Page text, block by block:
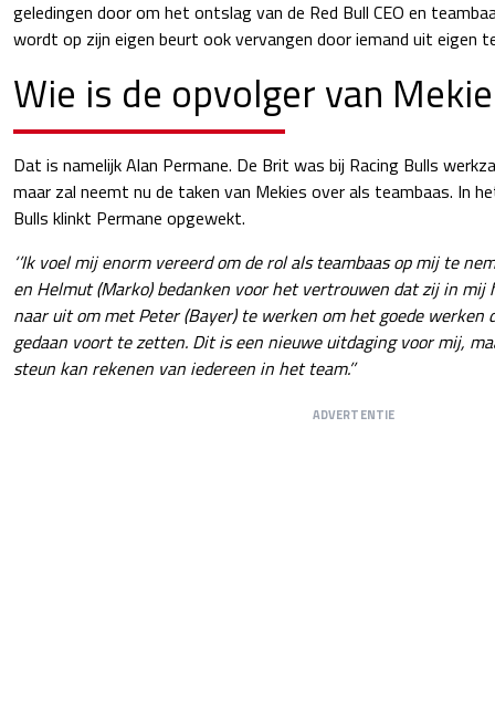
geledingen door om het ontslag van de Red Bull CEO en
wordt op zijn eigen beurt ook vervangen door iemand uit eigen
Wie is de opvolger van
Dat is namelijk Alan Permane. De Brit was bij Racing Bulls
maar zal neemt nu de taken van Mekies over als teambaas. In
Bulls klinkt Permane opgewekt.
‘’Ik voel mij enorm vereerd om de rol als teambaas op mij te
en Helmut (Marko) bedanken voor het vertrouwen dat zij in mij
naar uit om met Peter (Bayer) te werken om het goede werken
gedaan voort te zetten. Dit is een nieuwe uitdaging voor mij,
steun kan rekenen van iedereen in het team.’’
ADVERTENTIE